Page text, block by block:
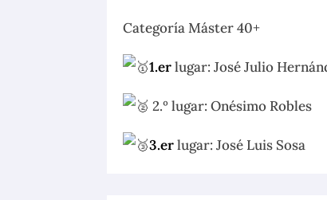
Categoría Máster 40+
1.erlugar: José Julio
2.º lugar: Onésimo Robles
3.erlugar: José Luis Sosa